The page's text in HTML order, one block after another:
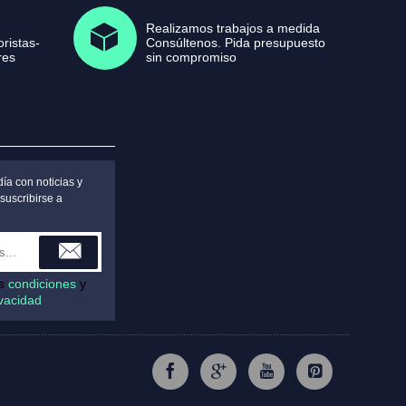
Realizamos trabajos a medida
Consúltenos. Pida presupuesto
sin compromiso
con noticias y
a
condiciones y